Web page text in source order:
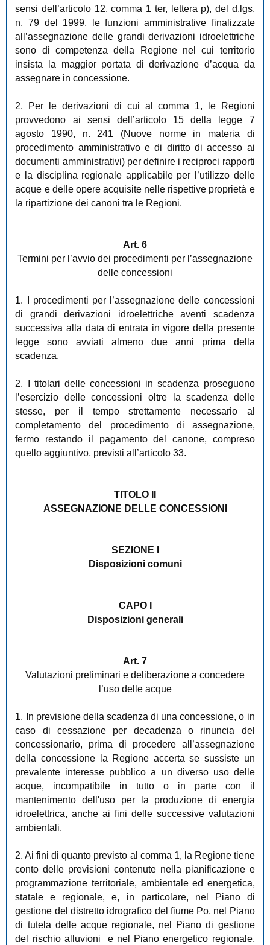
sensi dell’articolo 12, comma 1 ter, lettera p), del d.lgs.
n. 79 del 1999, le funzioni amministrative finalizzate
all’assegnazione delle grandi derivazioni idroelettriche
sono di competenza della Regione nel cui territorio
insista la maggior portata di derivazione d’acqua da
assegnare in concessione.
2. Per le derivazioni di cui al comma 1, le Regioni
provvedono ai sensi dell’articolo 15 della legge 7
agosto 1990, n. 241 (Nuove norme in materia di
procedimento amministrativo e di diritto di accesso ai
documenti amministrativi) per definire i reciproci rapporti
e la disciplina regionale applicabile per l’utilizzo delle
acque e delle opere acquisite nelle rispettive proprietà e
la ripartizione dei canoni tra le Regioni.
Art. 6
Termini per l’avvio dei procedimenti per l’assegnazione
delle concessioni
1. I procedimenti per l’assegnazione delle concessioni
di grandi derivazioni idroelettriche aventi scadenza
successiva alla data di entrata in vigore della presente
legge sono avviati almeno due anni prima della
scadenza.
2. I titolari delle concessioni in scadenza proseguono
l’esercizio delle concessioni oltre la scadenza delle
stesse, per il tempo strettamente necessario al
completamento del procedimento di assegnazione,
fermo restando il pagamento del canone, compreso
quello aggiuntivo, previsti all’articolo 33.
TITOLO II
ASSEGNAZIONE DELLE CONCESSIONI
SEZIONE I
Disposizioni comuni
CAPO I
Disposizioni generali
Art. 7
Valutazioni preliminari e deliberazione a concedere
l’uso delle acque
1. In previsione della scadenza di una concessione, o in
caso di cessazione per decadenza o rinuncia del
concessionario, prima di procedere all’assegnazione
della concessione la Regione accerta se sussiste un
prevalente interesse pubblico a un diverso uso delle
acque, incompatibile in tutto o in parte con il
mantenimento dell'uso per la produzione di energia
idroelettrica, anche ai fini delle successive valutazioni
ambientali.
2. Ai fini di quanto previsto al comma 1, la Regione tiene
conto delle previsioni contenute nella pianificazione e
programmazione territoriale, ambientale ed energetica,
statale e regionale, e, in particolare, nel Piano di
gestione del distretto idrografico del fiume Po, nel Piano
di tutela delle acque regionale, nel Piano di gestione
del rischio alluvioni e nel Piano energetico regionale,